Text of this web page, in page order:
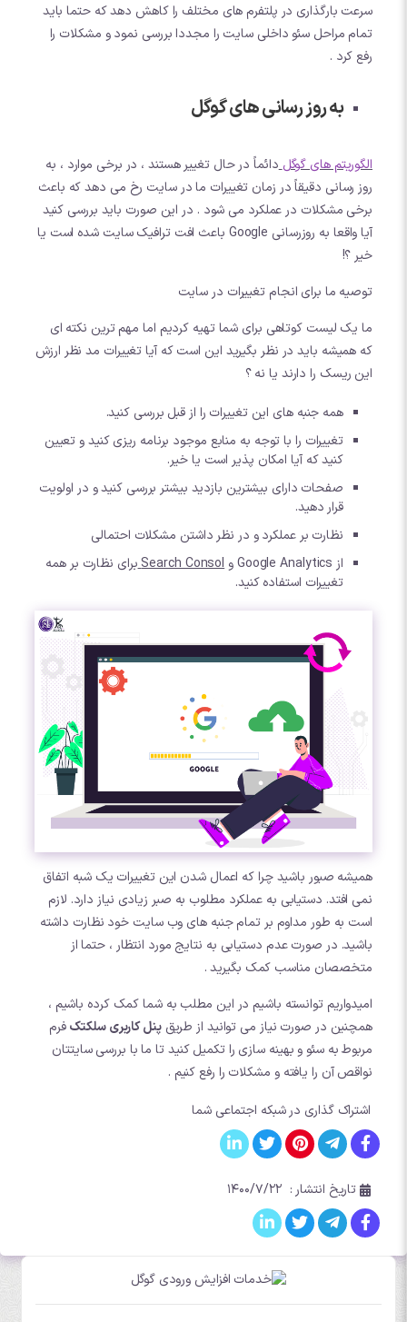
سرعت بارگذاری در پلتفرم های مختلف را کاهش دهد که حتما باید
تمام مراحل سئو داخلی سایت را مجددا بررسی نمود و مشکلات را
رفع کرد .
به روز رسانی های گوگل
الگوریتم های گوگلدائماً در حال تغییر هستند ، در برخی موارد ، به
روز رسانی دقیقاً در زمان تغییرات ما در سایت رخ می دهد که باعث
برخی مشکلات در عملکرد می شود . در این صورت باید بررسی کنید
آیا واقعا به روزرسانی Google باعث افت ترافیک سایت شده است یا
خیر ؟!
توصیه ما برای انجام تغییرات در سایت
ما یک لیست کوتاهی برای شما تهیه کردیم اما مهم ترین نکته ای
که همیشه باید در نظر بگیرید این است که آیا تغییرات مد نظر ارزش
این ریسک را دارند یا نه ؟
همه جنبه های این تغییرات را از قبل بررسی کنید.
تغییرات را با توجه به منابع موجود برنامه ریزی کنید و تعیین
کنید که آیا امکان پذیر است یا خیر.
صفحات دارای بیشترین بازدید بیشتر بررسی کنید و در اولویت
قرار دهید.
نظارت بر عملکرد و در نظر داشتن مشکلات احتمالی
از Google Analytics و
Search Consolبرای نظارت بر همه
تغییرات استفاده کنید.
همیشه صبور باشید چرا که اعمال شدن این تغییرات یک شبه اتفاق
نمی افتد. دستیابی به عملکرد مطلوب به صبر زیادی نیاز دارد. لازم
است به طور مداوم بر تمام جنبه های وب سایت خود نظارت داشته
باشید. در صورت عدم دستیابی به نتایج مورد انتظار ، حتما از
متخصصان مناسب کمک بگیرید .
امیدواریم توانسته باشیم در این مطلب به شما کمک کرده باشیم ،
همچنین در صورت نیاز می توانید از طریقپنل کاربری سلکتکفرم
مربوط به سئو و بهینه سازی را تکمیل کنید تا ما با بررسی سایتتان
نواقص آن را یافته و مشکلات را رفع کنیم .
اشتراک گذاری در شبکه اجتماعی شما
تاریخ انتشار : ۱۴۰۰/۷/۲۲